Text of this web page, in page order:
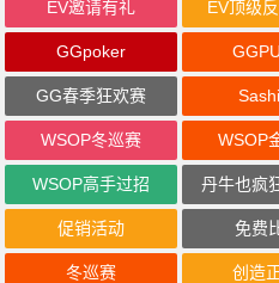
EV邀请有礼 EV顶级
GGpoker
GG春季狂欢赛
WSOP冬巡赛 WSOP
WSOP高手过招 丹牛也疯
促销活动 免费
冬巡赛 创造